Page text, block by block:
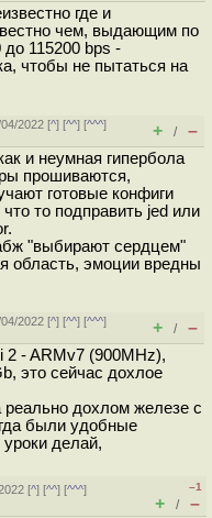
где и
чем, выдающим по
115200 bps -
чтобы не пытаться на
2022 [^] [^^] [^^^]
+ / –
и неумная гипербола
прошиваются,
готовые конфиги
то подправить jed или
"выбирают сердцем"
область, эмоции вредны
2022 [^] [^^] [^^^]
+ / –
2 - ARMv7 (900MHz),
это сейчас дохлое
реально дохлом железе с
были удобные
делай,
[^] [^^] [^^^]
–1
+ / –